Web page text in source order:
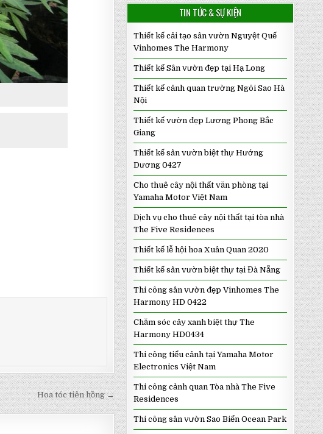
Hoa tóc tiên hồng →
TIN TỨC & SỰ KIỆN
Thiết kế cải tạo sân vườn Nguyệt Quế
Vinhomes The Harmony
Thiết kế Sân vườn đẹp tại Hạ Long
Thiết kế cảnh quan trường Ngôi Sao Hà
Nội
Thiết kế vườn đẹp Lương Phong Bắc
Giang
Thiết kế sân vườn biệt thự Hướng
Dương 0427
Cho thuê cây nội thất văn phòng tại
Yamaha Motor Việt Nam
Dịch vụ cho thuê cây nội thất tại tòa nhà
The Five Residences
Thiết kế lễ hội hoa Xuân Quan 2020
Thiết kế sân vườn biệt thự tại Đà Nẵng
Thi công sân vườn đẹp Vinhomes The
Harmony HD 0422
Chăm sóc cây xanh biệt thự The
Harmony HD0434
Thi công tiểu cảnh tại Yamaha Motor
Electronics Việt Nam
Thi công cảnh quan Tòa nhà The Five
Residences
Thi công sân vườn Sao Biển Ocean Park